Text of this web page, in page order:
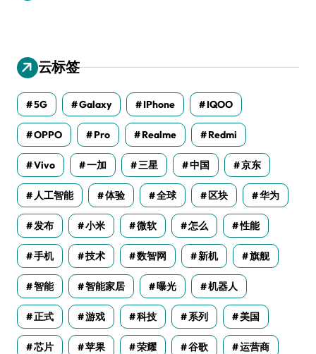
云标签
5G Galaxy IPhone IQOO
OPPO Pro Realme Redmi
Vivo 一加 三星 中国 京东
人工智能 体验 全球 区块 华为
发布 小米 微软 怎么 性能
手机 技术 数智网 新机 旗舰
智能 智能家居 曝光 机器人
正式 游戏 科技 系列 美国
芯片 苹果 荣耀 谷歌 运营商